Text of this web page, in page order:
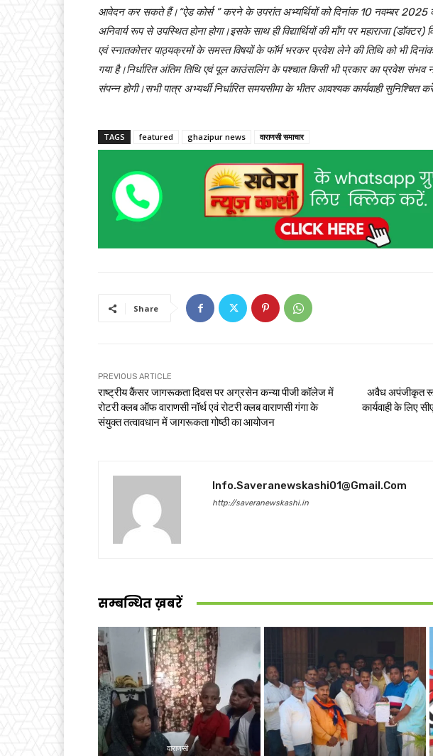
आवेदन कर सकते हैं।“ऐड कोर्स ” करने के उपरांत अभ्यर्थियों को दिनांक 10 नवम्बर 2025
अनिवार्य रूप से उपस्थित होना होगा।इसके साथ ही विद्यार्थियों की माँग पर महाराजा
एवं स्नातकोत्तर पाठ्यक्रमों के समस्त विषयों के फॉर्म भरकर प्रवेश लेने की तिथि को भी
गया है।निर्धारित अंतिम तिथि एवं पूल काउंसलिंग के पश्चात किसी भी प्रकार का प्रवेश संभव
संपन्न होगी।सभी पात्र अभ्यर्थी निर्धारित समयसीमा के भीतर आवश्यक कार्यवाही सुनिश्चित
TAGS featured ghazipur news वाराणसी समाचार
Share
PREVIOUS ARTICLE
राष्ट्रीय कैंसर जागरूकता दिवस पर अग्रसेन कन्या पीजी कॉलेज में
रोटरी क्लब ऑफ वाराणसी नॉर्थ एवं रोटरी क्लब वाराणसी गंगा के
संयुक्त तत्वावधान में जागरूकता गोष्ठी का आयोजन
अवैध अपंजीकृत
कार्यवाही के लिए
Info.saveranewskashi01@gmail.com
http://saveranewskashi.in
सम्बन्धित ख़बरें
वाराणसी